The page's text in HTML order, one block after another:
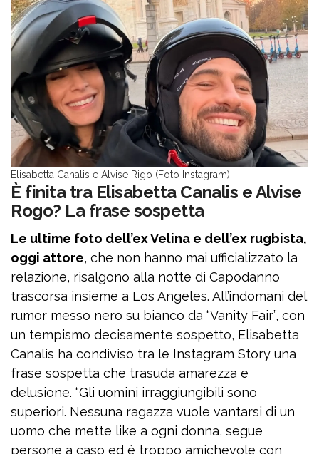
Elisabetta Canalis e Alvise Rigo (Foto Instagram)
È finita tra Elisabetta Canalis e Alvise
Rogo? La frase sospetta
Le ultime foto dell’ex Velina e dell’ex rugbista,
oggi attore, che non hanno mai ufficializzato la
relazione, risalgono alla notte di Capodanno
trascorsa insieme a Los Angeles. All’indomani del
rumor messo nero su bianco da “Vanity Fair”, con
un tempismo decisamente sospetto, Elisabetta
Canalis ha condiviso tra le Instagram Story una
frase sospetta che trasuda amarezza e
delusione. “Gli uomini irraggiungibili sono
superiori. Nessuna ragazza vuole vantarsi di un
uomo che mette like a ogni donna, segue
persone a caso ed è troppo amichevole con